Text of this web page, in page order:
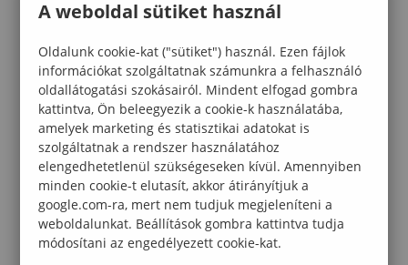
egyéb vadászatra jogosultak (pl.
erdőgazdaság, mezőgazdasági cégek)
hivatásos vadásza, fővadásza
Vármegyei Vadászati Hatóság, vadászati
felügyelő
Vadgazdálkodás, vadászat érdekképviseleti
szervei (vadászszövetségek, vadászkamara
A weboldal sütiket használ
Oldalunk cookie-kat ("sütiket") használ. Ezen fájlok
információkat szolgáltatnak számunkra a felhasználó
oldallátogatási szokásairól. Mindent elfogad gombra
kattintva, Ön beleegyezik a cookie-k használatába,
amelyek marketing és statisztikai adatokat is
szolgáltatnak a rendszer használatához
elengedhetetlenül szükségeseken kívül. Amennyiben
minden cookie-t elutasít, akkor átirányítjuk a
google.com-ra, mert nem tudjuk megjeleníteni a
weboldalunkat. Beállítások gombra kattintva tudja
módosítani az engedélyezett cookie-kat.